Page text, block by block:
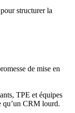
structurer la
de mise en
TPE et équipes
qu’un CRM lourd.